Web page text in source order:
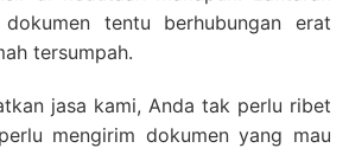
tentu berhubungan erat
tersumpah.
jasa kami, Anda tak perlu ribet
mengirim dokumen yang mau